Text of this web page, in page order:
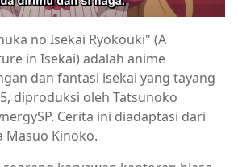
no Isekai Ryokouki" (A
in Isekai) adalah anime
dan fantasi isekai yang tayang
diproduksi oleh Tatsunoko
Cerita ini diadaptasi dari
Masuo Kinoko.